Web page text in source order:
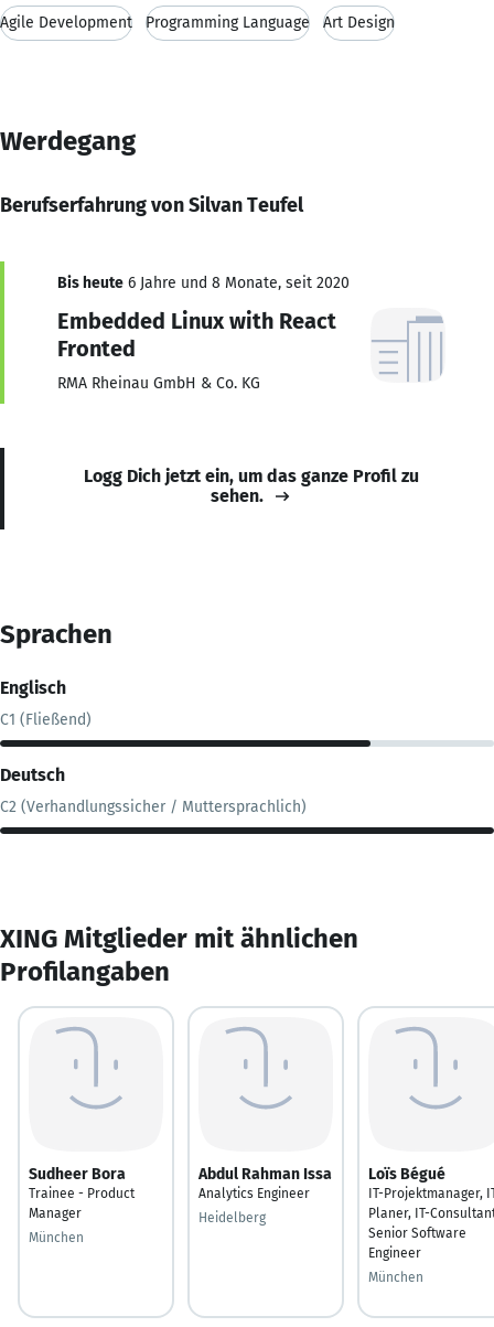
Agile Development Programming Language Art Design
Werdegang
Berufserfahrung von Silvan Teufel
Bis heute 6 Jahre und 8 Monate, seit 2020
Embedded Linux with React
Fronted
RMA Rheinau GmbH & Co. KG
Logg Dich jetzt ein, um das ganze Profil zu
sehen.
Sprachen
Englisch
C1 (Fließend)
Deutsch
C2 (Verhandlungssicher / Muttersprachlich)
XING Mitglieder mit ähnlichen
Profilangaben
Sudheer Bora
Trainee - Product
Manager
München
Abdul Rahman Issa
Analytics Engineer
Heidelberg
Loïs Bégué
IT-Projektmanager,
Planer, IT-
Senior Software
Engineer
München